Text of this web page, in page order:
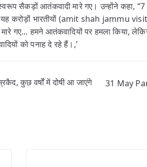
सैकड़ों आतंकवादी मारे गए। उन्होंने कहा,
करोड़ों भारतीयों (amit shah jammu
गए… हमने आतंकवादियों पर हमला किया,
को पनाह दे रहे हैं।,’
कुछ वर्षों में दोषी आ जाएंगे
31 May